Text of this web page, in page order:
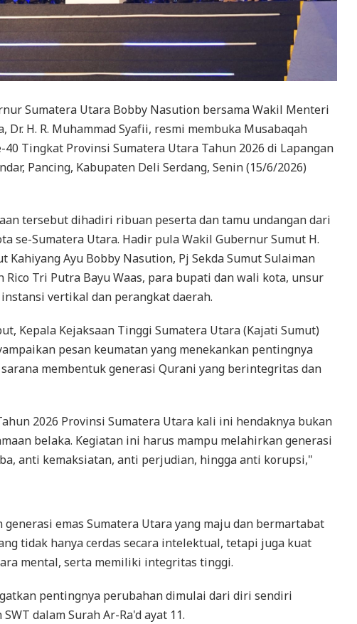
Sumatera Utara Bobby Nasution bersama Wakil Menteri
Dr. H. R. Muhammad Syafii, resmi membuka Musabaqah
Tingkat Provinsi Sumatera Utara Tahun 2026 di Lapangan
Pancing, Kabupaten Deli Serdang, Senin (15/6/2026)
tersebut dihadiri ribuan peserta dan tamu undangan dari
se-Sumatera Utara. Hadir pula Wakil Gubernur Sumut H.
Kahiyang Ayu Bobby Nasution, Pj Sekda Sumut Sulaiman
Rico Tri Putra Bayu Waas, para bupati dan wali kota, unsur
vertikal dan perangkat daerah.
Kepala Kejaksaan Tinggi Sumatera Utara (Kajati Sumut)
pesan keumatan yang menekankan pentingnya
membentuk generasi Qurani yang berintegritas dan
2026 Provinsi Sumatera Utara kali ini hendaknya bukan
belaka. Kegiatan ini harus mampu melahirkan generasi
anti kemaksiatan, anti perjudian, hingga anti korupsi,"
emas Sumatera Utara yang maju dan bermartabat
tidak hanya cerdas secara intelektual, tetapi juga kuat
mental, serta memiliki integritas tinggi.
pentingnya perubahan dimulai dari diri sendiri
dalam Surah Ar-Ra'd ayat 11.